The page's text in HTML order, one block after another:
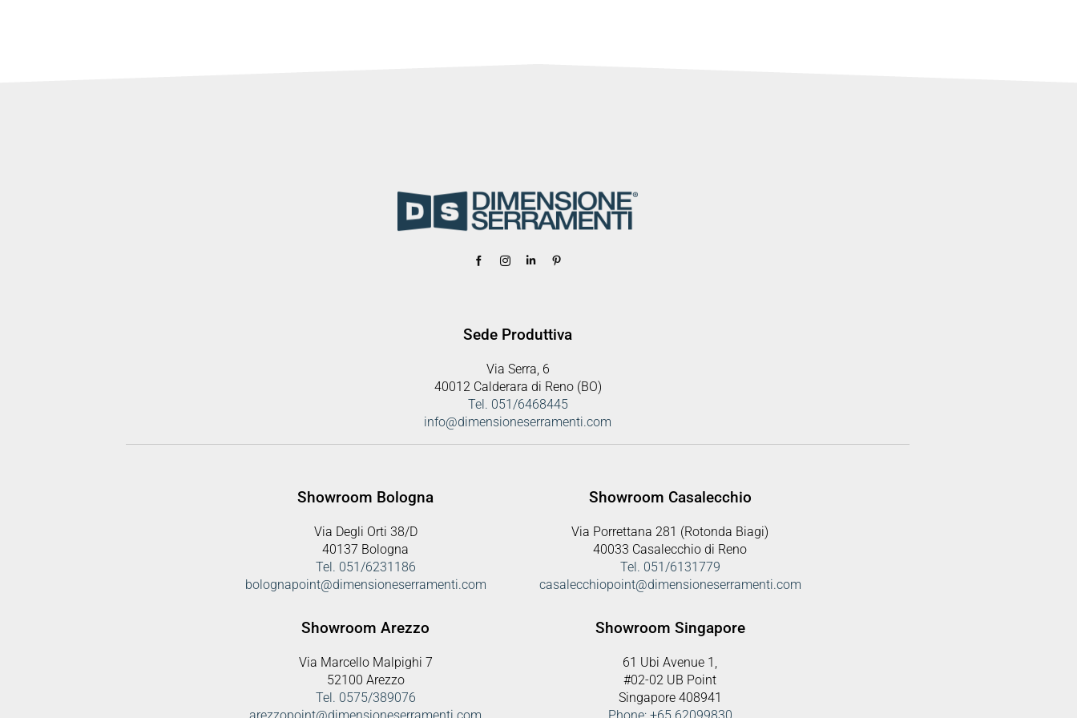
Sede Produttiva
Via Serra, 6
40012 Calderara di Reno (BO)
Tel. 051/6468445
info@dimensioneserramenti.com
Showroom Bologna
Via Degli Orti 38/D
40137 Bologna
Tel. 051/6231186
bolognapoint@dimensioneserramenti.com
Showroom Casalecchio
Via Porrettana 281 (Rotonda Biagi)
40033 Casalecchio di Reno
Tel. 051/6131779
casalecchiopoint@dimensioneserramenti.com
Showroom Arezzo
Via Marcello Malpighi 7
52100 Arezzo
Tel. 0575/389076
arezzopoint@dimensioneserramenti.com
Showroom Singapore
61 Ubi Avenue 1,
#02-02 UB Point
Singapore 408941
Phone: +65 62099830